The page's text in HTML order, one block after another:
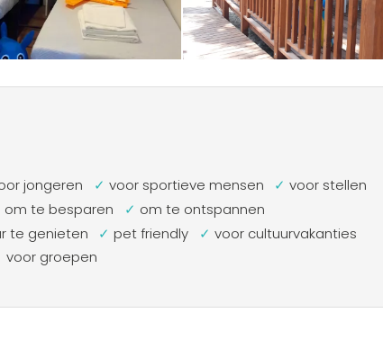
jongeren voor sportieve mensen
voor stellen
om te besparen
om te ontspannen
te genieten
pet friendly
voor cultuurvakanties
voor groepen